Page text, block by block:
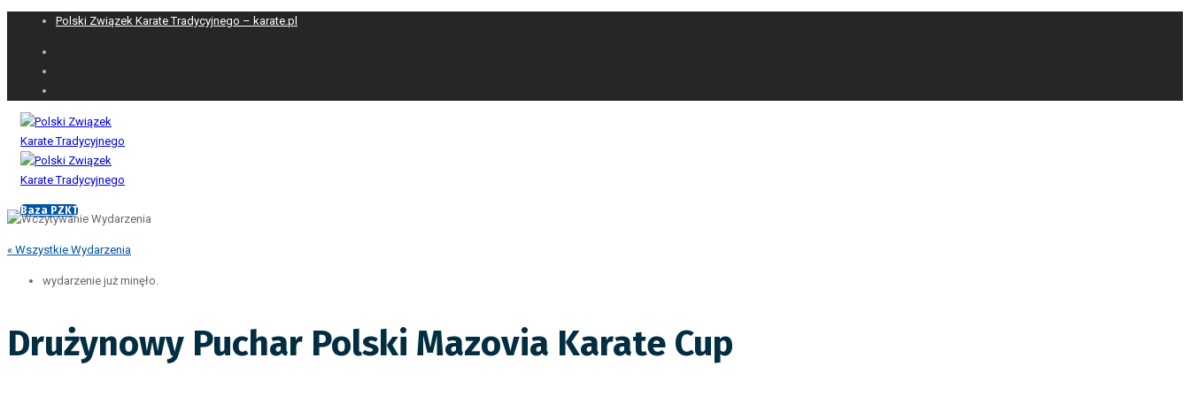
Polski Związek Karate Tradycyjnego – karate.pl
Baza PZKT
« Wszystkie Wydarzenia
wydarzenie już minęło.
Drużynowy Puchar Polski Mazovia Karate Cup